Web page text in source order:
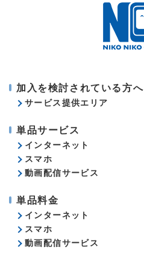
加入を検討されている方へ
サービス提供エリア
単品サービス
インターネット
スマホ
動画配信サービス
単品料金
インターネット
スマホ
動画配信サービス